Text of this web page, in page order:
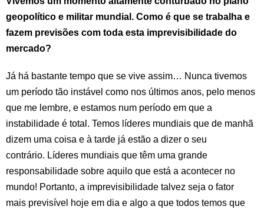
geopolítico e militar mundial. Como é que se trabalha e
fazem previsões com toda esta imprevisibilidade do
mercado?
Já há bastante tempo que se vive assim… Nunca tivemos
um período tão instável como nos últimos anos, pelo menos
que me lembre, e estamos num período em que a
instabilidade é total. Temos líderes mundiais que de manhã
dizem uma coisa e à tarde já estão a dizer o seu
contrário. Líderes mundiais que têm uma grande
responsabilidade sobre aquilo que está a acontecer no
mundo! Portanto, a imprevisibilidade talvez seja o fator
mais previsível hoje em dia e algo a que todos temos que